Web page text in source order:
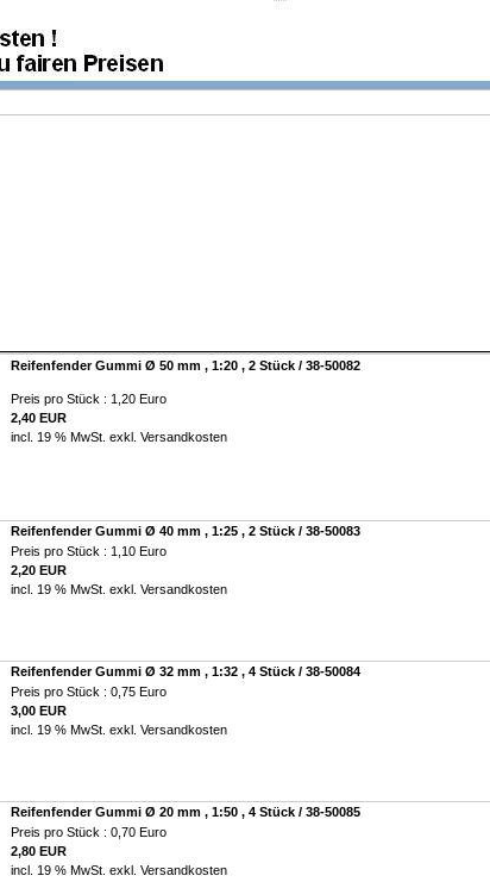
Reifenfender Gummi Ø 50 mm , 1:20 , 2 Stück / 38-50082
Preis pro Stück : 1,20 Euro
2,40 EUR
incl. 19 % MwSt. exkl. Versandkosten
Reifenfender Gummi Ø 40 mm , 1:25 , 2 Stück / 38-50083
Preis pro Stück : 1,10 Euro
2,20 EUR
incl. 19 % MwSt. exkl. Versandkosten
Reifenfender Gummi Ø 32 mm , 1:32 , 4 Stück / 38-50084
Preis pro Stück : 0,75 Euro
3,00 EUR
incl. 19 % MwSt. exkl. Versandkosten
Reifenfender Gummi Ø 20 mm , 1:50 , 4 Stück / 38-50085
Preis pro Stück : 0,70 Euro
2,80 EUR
incl. 19 % MwSt. exkl. Versandkosten